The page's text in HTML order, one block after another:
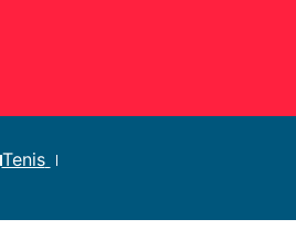
Tenis